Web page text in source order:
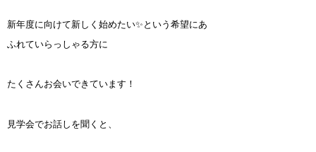
新年度に向けて新しく始めたい✨という希望にあ
ふれていらっしゃる方に
たくさんお会いできています！
見学会でお話しを聞くと、